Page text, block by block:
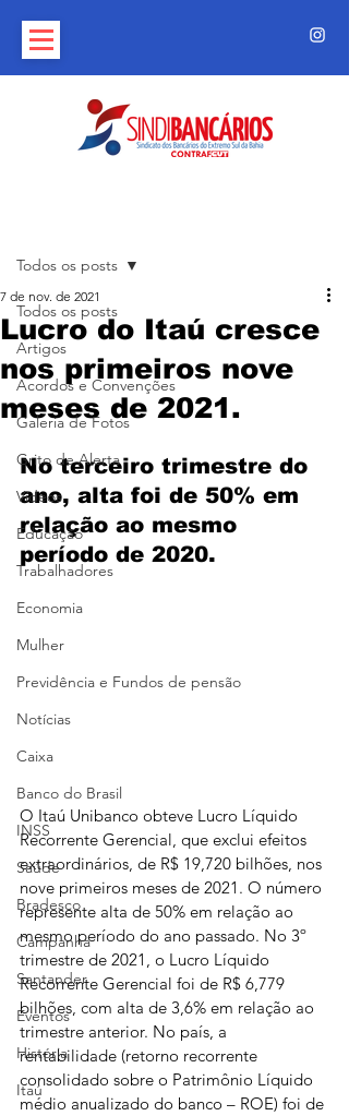
Todos os posts
Artigos
Acordos e Convenções
Galeria de Fotos
Grito de Alerta
Vídeos
Educação
Trabalhadores
Economia
Mulher
Previdência e Fundos de pensão
Notícias
Caixa
Banco do Brasil
INSS
Saúde
Bradesco
Campanha
Santander
Eventos
História
Itaú
Todos os posts
Lucro do Itaú cresce
nos primeiros nove
meses de 2021.
7 de nov. de 2021
No terceiro trimestre do
ano, alta foi de 50% em
relação ao mesmo
período de 2020.
O Itaú Unibanco obteve Lucro Líquido
Recorrente Gerencial, que exclui efeitos
extraordinários, de R$ 19,720 bilhões, nos
nove primeiros meses de 2021. O número
represente alta de 50% em relação ao
mesmo período do ano passado. No 3º
trimestre de 2021, o Lucro Líquido
Recorrente Gerencial foi de R$ 6,779
bilhões, com alta de 3,6% em relação ao
trimestre anterior. No país, a
rentabilidade (retorno recorrente
consolidado sobre o Patrimônio Líquido
médio anualizado do banco – ROE) foi de